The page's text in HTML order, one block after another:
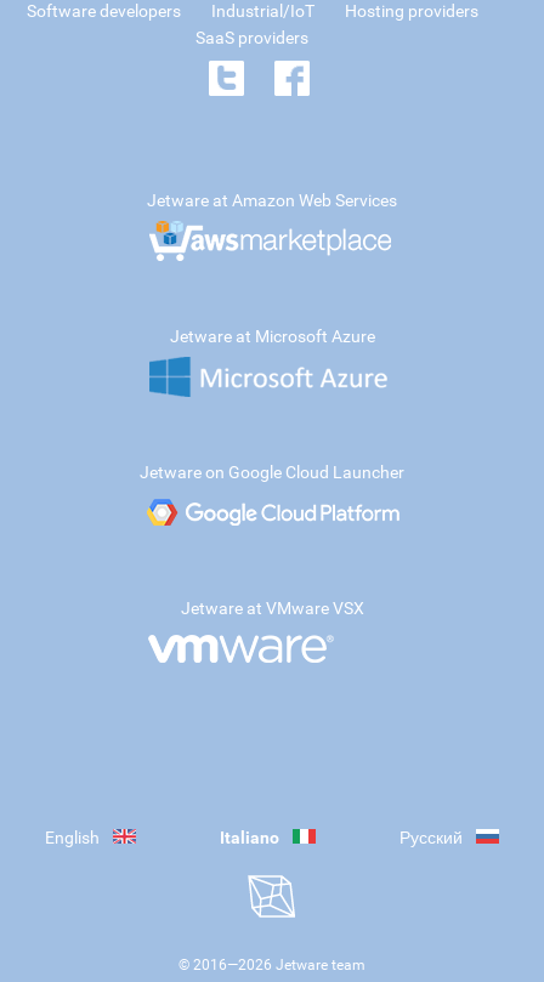
Software developers
Industrial/IoT
Hosting providers
SaaS providers
Jetware at Amazon Web Services
Jetware at Microsoft Azure
Jetware on Google Cloud Launcher
Jetware at VMware VSX
English Italiano Русский
© 2016—2026 Jetware team